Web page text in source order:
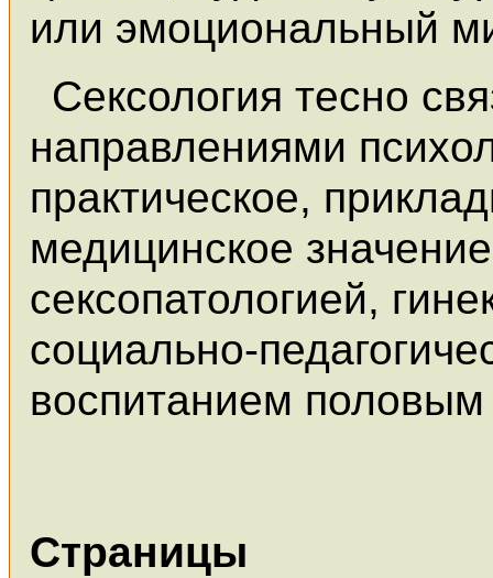
или эмоциональный
Сексология тесно
направлениями
практическое,
медицинское
сексопатологией,
социально-
воспитанием
Страницы